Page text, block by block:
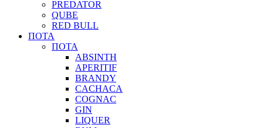
PREDATOR
QUBE
RED BULL
ΠΟΤΑ
ΠΟΤΑ
ABSINTH
APERITIF
BRANDY
CACHACA
COGNAC
GIN
LIQUER